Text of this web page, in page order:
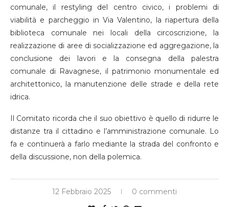
comunale, il restyling del centro civico, i problemi di
viabilità e parcheggio in Via Valentino, la riapertura della
biblioteca comunale nei locali della circoscrizione, la
realizzazione di aree di socializzazione ed aggregazione, la
conclusione dei lavori e la consegna della palestra
comunale di Ravagnese, il patrimonio monumentale ed
architettonico, la manutenzione delle strade e della rete
idrica.
Il Comitato ricorda che il suo obiettivo è quello di ridurre le
distanze tra il cittadino e l’amministrazione comunale. Lo
fa e continuerà a farlo mediante la strada del confronto e
della discussione, non della polemica.
12 Febbraio 2025 0 commenti